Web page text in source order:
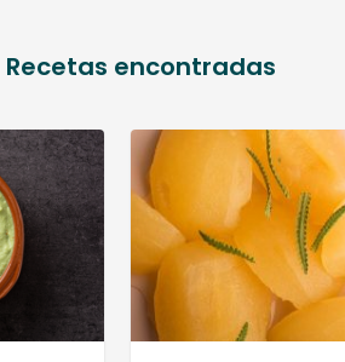
Recetas encontradas